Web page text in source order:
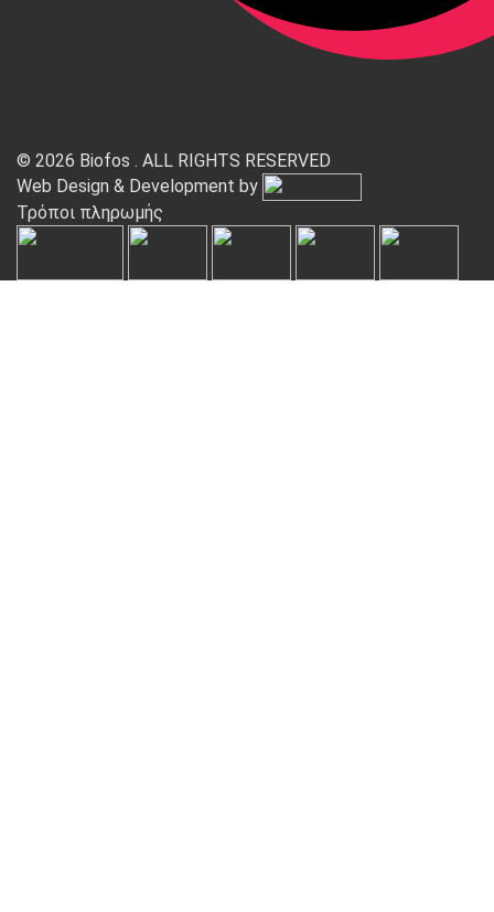
© 2026 Biofos . ALL RIGHTS RESERVED
Web Design & Development by
Τρόποι πληρωμής